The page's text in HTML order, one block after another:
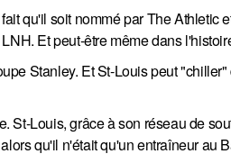
qu'il soit nommé par The Athletic
Et peut-être même dans
Stanley. Et St-Louis peut
Louis, grâce à son réseau de
qu'il n'était qu'un entraîneur au